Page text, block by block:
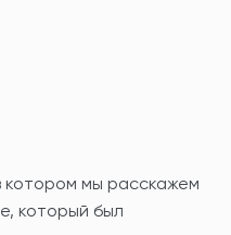
котором мы расскажем
который был